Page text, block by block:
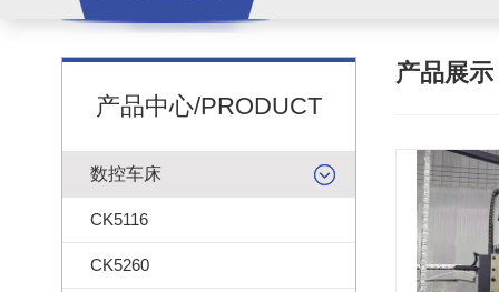
产品中心/PRODUCT
数控车床
CK5116
CK5260
产品展示